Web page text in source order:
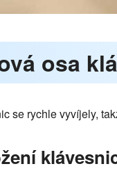
osa
se rychle vyvíjely,